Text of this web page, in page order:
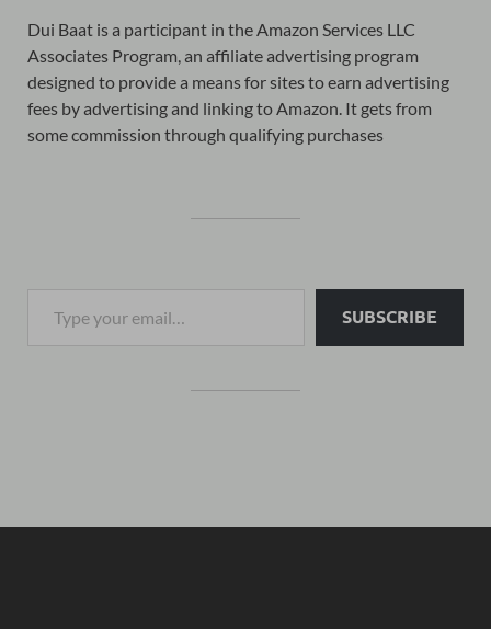
Dui Baat is a participant in the Amazon Services LLC
Associates Program, an affiliate advertising program
designed to provide a means for sites to earn advertising
fees by advertising and linking to Amazon. It gets from
some commission through qualifying purchases
SUBSCRIBE